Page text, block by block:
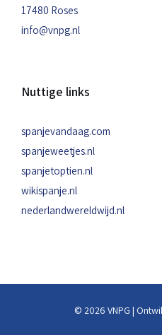
17480 Roses
info@vnpg.nl
Nuttige links
spanjevandaag.com
spanjeweetjes.nl
spanjetoptien.nl
wikispanje.nl
nederlandwereldwijd.nl
© 2026 VNPG |